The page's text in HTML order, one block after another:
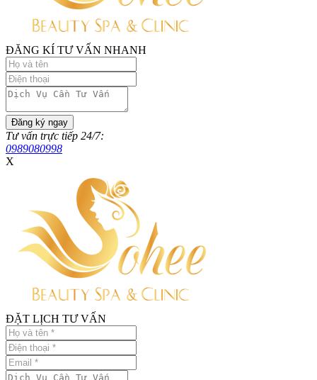
ĐĂNG KÍ TƯ VẤN NHANH
Đăng ký ngay
Tư vấn trực tiếp 24/7:
0989080998
X
ĐẶT LỊCH TƯ VẤN